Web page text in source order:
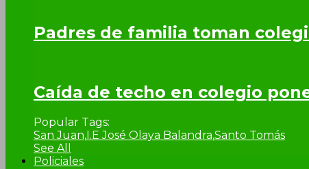
Padres de familia toman
Caída de techo en colegio
Popular Tags:
San Juan, I.E José Olaya Balandra,Santo Tomás
See All
Policiales